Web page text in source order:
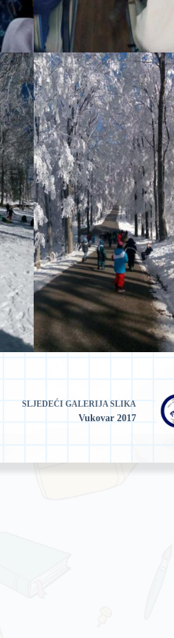
SLJEDEĆI GALERIJA SLIKA
Vukovar 2017